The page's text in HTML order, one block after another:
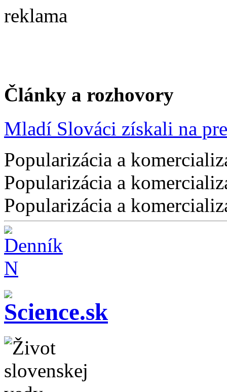
reklama
Články a rozhovory
Mladí Slováci získali na
Popularizácia a
Popularizácia a
Popularizácia a